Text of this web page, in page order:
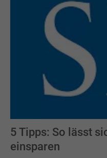
5 Tipps: So lässt
einsparen